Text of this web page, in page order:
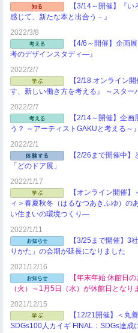
【3/14～開催】『
感じて、新たな本と出合う－』
2022/3/8
【4/6～開催】企画
考のデザインスタディ―』
2022/2/7
【2/18 オンライン
す、新しい働き方を考える』 ～スター
2022/2/7
【2/14～開催】企
う？ ～アーティストGAKUと考える～』
2022/2/1
【2/26まで開催中
「どのドア展」
2022/1/17
【オンライン開催
ィ＞春夏秋冬（はるなつあきふゆ）
い住まいの環境つくり―
2022/1/11
【3/25まで開催】3
りかた」の会期が延長になりました
2021/12/16
【年末年始 休館日
（火）～1月5日（水）が休館日となり
2021/12/15
【12/21開催】＜丸
SDGs100人カイギ FINAL：SDGs達成